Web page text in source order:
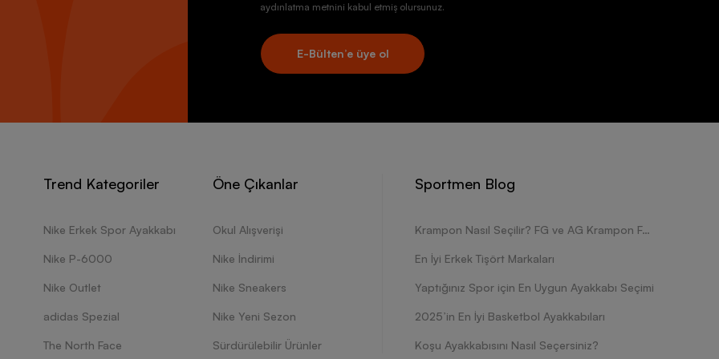
aydınlatma metnini kabul etmiş olursunuz.
E-Bülten’e üye ol
Trend Kategoriler
Nike Erkek Spor Ayakkabı
Nike P-6000
Nike Outlet
adidas Spezial
The North Face
Öne Çıkanlar
Okul Alışverişi
Nike İndirimi
Nike Sneakers
Nike Yeni Sezon
Sürdürülebilir Ürünler
Sportmen Blog
Krampon Nasıl Seçilir? FG ve AG Krampon Farkları Nelerdir?
En İyi Erkek Tişört Markaları
Yaptığınız Spor için En Uygun Ayakkabı Seçimi
2025’in En İyi Basketbol Ayakkabıları
Koşu Ayakkabısını Nasıl Seçersiniz?